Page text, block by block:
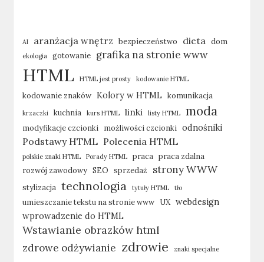
AI aranżacja wnętrz bezpieczeństwo dieta dom
ekologia gotowanie grafika na stronie www
HTML HTML jest prosty kodowanie HTML
kodowanie znaków Kolory w HTML komunikacja
krzaczki kuchnia kurs HTML linki listy HTML moda
modyfikacje czcionki możliwości czcionki odnośniki
Podstawy HTML Polecenia HTML
polskie znaki HTML Porady HTML praca praca zdalna
rozwój zawodowy SEO sprzedaż strony WWW
stylizacja technologia tytuły HTML tło
umieszczanie tekstu na stronie www UX webdesign
wprowadzenie do HTML
Wstawianie obrazków html
zdrowe odżywianie zdrowie znaki specjalne